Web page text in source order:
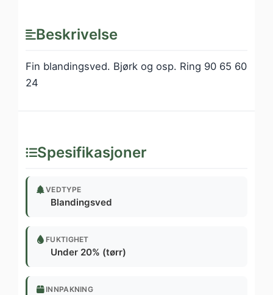
Beskrivelse
Fin blandingsved. Bjørk og osp. Ring 90 65 60
24
Spesifikasjoner
VEDTYPE
Blandingsved
FUKTIGHET
Under 20% (tørr)
INNPAKNING